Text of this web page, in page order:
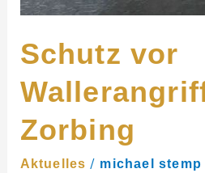
Schutz vor
Zorbing
Aktuelles / michael stemp